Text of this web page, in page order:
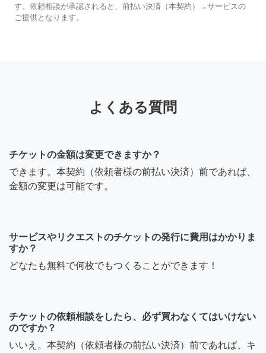
す。依頼相談が承認されると、前払い決済（本契約）→サービスの
ご提供となります。
よくある質問
チケットの金額は変更できますか？
できます。本契約（依頼者様の前払い決済）前であれば、
金額の変更は可能です。
サービスやリクエストのチケットの発行に費用はかかりま
すか？
どなたも無料で何枚でもつくることができます！
チケットの依頼相談をしたら、必ず買わなくてはいけない
のですか？
いいえ。本契約（依頼者様の前払い決済）前であれば、キ